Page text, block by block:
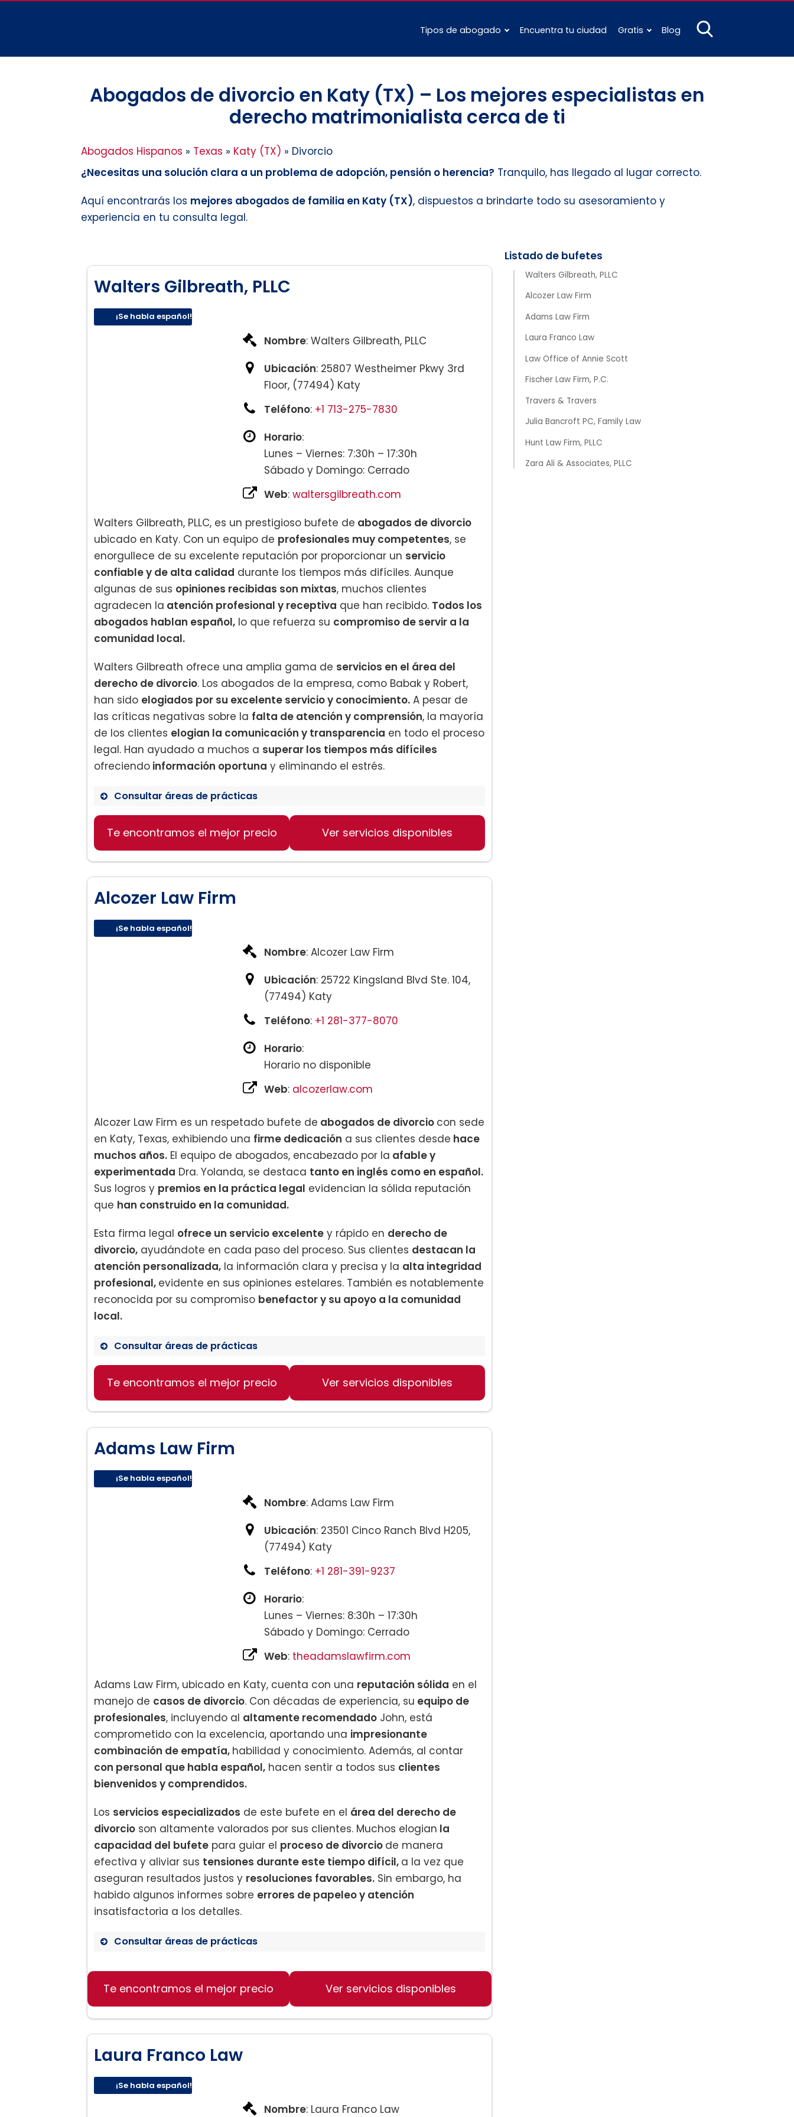
Tipos de abogado Encuentra tu ciudad Gratis Blog
Abogados de divorcio en Katy (TX) – Los mejores especialistas en
derecho matrimonialista cerca de ti
Abogados Hispanos » Texas » Katy (TX) » Divorcio
¿Necesitas una solución clara a un problema de adopción, pensión o herencia? Tranquilo, has llegado al lugar correcto.
Aquí encontrarás los mejores abogados de familia en Katy (TX), dispuestos a brindarte todo su asesoramiento y
experiencia en tu consulta legal.
Walters Gilbreath, PLLC
Alcozer Law Firm
Adams Law Firm
Laura Franco Law
Law Office of Annie Scott
Fischer Law Firm, P.C.
Travers & Travers
Julia Bancroft PC, Family Law
Hunt Law Firm, PLLC
Zara Ali & Associates, PLLC
Walters Gilbreath, PLLC
¡Se habla español!
Nombre: Walters Gilbreath, PLLC
Ubicación: 25807 Westheimer Pkwy 3rd
Floor, (77494) Katy
Teléfono: +1 713-275-7830
Horario:
Lunes – Viernes: 7:30h – 17:30h
Sábado y Domingo: Cerrado
Web: waltersgilbreath.com
Walters Gilbreath, PLLC, es un prestigioso bufete de abogados de divorcio
ubicado en Katy. Con un equipo de profesionales muy competentes, se
enorgullece de su excelente reputación por proporcionar un servicio
confiable y de alta calidad durante los tiempos más difíciles. Aunque
algunas de sus opiniones recibidas son mixtas, muchos clientes
agradecen la atención profesional y receptiva que han recibido. Todos los
abogados hablan español, lo que refuerza su compromiso de servir a la
comunidad local.
Walters Gilbreath ofrece una amplia gama de servicios en el área del
derecho de divorcio. Los abogados de la empresa, como Babak y Robert,
han sido elogiados por su excelente servicio y conocimiento. A pesar de
las críticas negativas sobre la falta de atención y comprensión, la mayoría
de los clientes elogian la comunicación y transparencia en todo el proceso
legal. Han ayudado a muchos a superar los tiempos más difíciles
ofreciendo información oportuna y eliminando el estrés.
Consultar áreas de prácticas
Derecho de divorcio
Asesoramiento legal familiar
Representación en corte
Te encontramos el mejor precio Ver servicios disponibles
Alcozer Law Firm
¡Se habla español!
Nombre: Alcozer Law Firm
Ubicación: 25722 Kingsland Blvd Ste. 104,
(77494) Katy
Teléfono: +1 281-377-8070
Horario:
Horario no disponible
Web: alcozerlaw.com
Alcozer Law Firm es un respetado bufete de abogados de divorcio con sede
en Katy, Texas, exhibiendo una firme dedicación a sus clientes desde hace
muchos años. El equipo de abogados, encabezado por la afable y
experimentada Dra. Yolanda, se destaca tanto en inglés como en español.
Sus logros y premios en la práctica legal evidencian la sólida reputación
que han construido en la comunidad.
Esta firma legal ofrece un servicio excelente y rápido en derecho de
divorcio, ayudándote en cada paso del proceso. Sus clientes destacan la
atención personalizada, la información clara y precisa y la alta integridad
profesional, evidente en sus opiniones estelares. También es notablemente
reconocida por su compromiso benefactor y su apoyo a la comunidad
local.
Consultar áreas de prácticas
Derecho de Divorcio
Derecho Familiar
Protección del Inmigrante
Te encontramos el mejor precio Ver servicios disponibles
Adams Law Firm
¡Se habla español!
Nombre: Adams Law Firm
Ubicación: 23501 Cinco Ranch Blvd H205,
(77494) Katy
Teléfono: +1 281-391-9237
Horario:
Lunes – Viernes: 8:30h – 17:30h
Sábado y Domingo: Cerrado
Web: theadamslawfirm.com
Adams Law Firm, ubicado en Katy, cuenta con una reputación sólida en el
manejo de casos de divorcio. Con décadas de experiencia, su equipo de
profesionales, incluyendo al altamente recomendado John, está
comprometido con la excelencia, aportando una impresionante
combinación de empatía, habilidad y conocimiento. Además, al contar
con personal que habla español, hacen sentir a todos sus clientes
bienvenidos y comprendidos.
Los servicios especializados de este bufete en el área del derecho de
divorcio son altamente valorados por sus clientes. Muchos elogian la
capacidad del bufete para guiar el proceso de divorcio de manera
efectiva y aliviar sus tensiones durante este tiempo difícil, a la vez que
aseguran resultados justos y resoluciones favorables. Sin embargo, ha
habido algunos informes sobre errores de papeleo y atención
insatisfactoria a los detalles.
Consultar áreas de prácticas
Negociación y resolución de conflictos
Apoyo emocional y legal durante el proceso de divorcio
Te encontramos el mejor precio Ver servicios disponibles
Laura Franco Law
¡Se habla español!
Nombre: Laura Franco Law